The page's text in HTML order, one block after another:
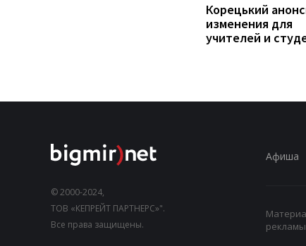
Корецький
изменения для
учителей и
© 2000-2024,
ТОВ «КЕПРЕЙТ ПАРТНЕРС»".
Все права защищены.
Афиша